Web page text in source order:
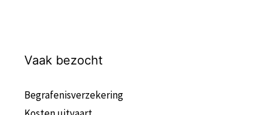
Vaak bezocht
Begrafenisverzekering